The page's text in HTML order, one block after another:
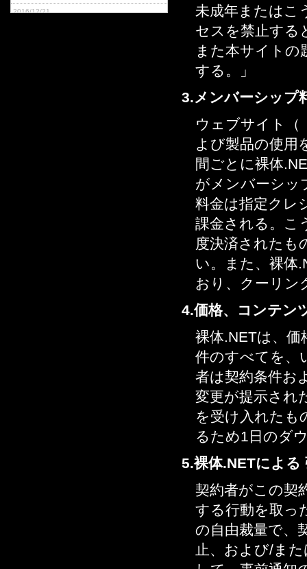
未成年またはこ
セスを禁止する
また本サイトの
する。」
3.メンバーシップ
ウェブサイト（
よび製品の使用
間ごとに裸体
がメンバーシッ
料金は指定クレ
課金される。こ
度決済されたも
い。また、裸体
おり、クーリン
4.価格、コンテン
裸体.NETは、
件のすべてを、
者は契約条件お
変更が提示され
を受け入れたも
るため1日のダ
5.裸体.NETによる
契約者がこの契
する行動を取っ
の自由裁量で、
止、および/ま
2016/12/21